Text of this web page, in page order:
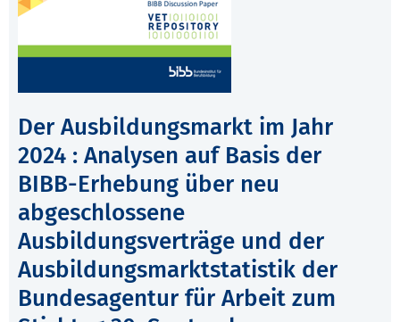
Der Ausbildungsmarkt im Jahr
2024 : Analysen auf Basis der
BIBB-Erhebung über neu
abgeschlossene
Ausbildungsverträge und der
Ausbildungsmarktstatistik der
Bundesagentur für Arbeit zum